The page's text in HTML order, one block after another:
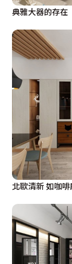
典雅大器的存在
北歐清新 如咖